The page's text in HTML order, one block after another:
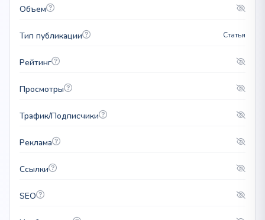
Объем
Тип публикации Статья
Рейтинг
Просмотры
Трафик/Подписчики
Реклама
Ссылки
SEO